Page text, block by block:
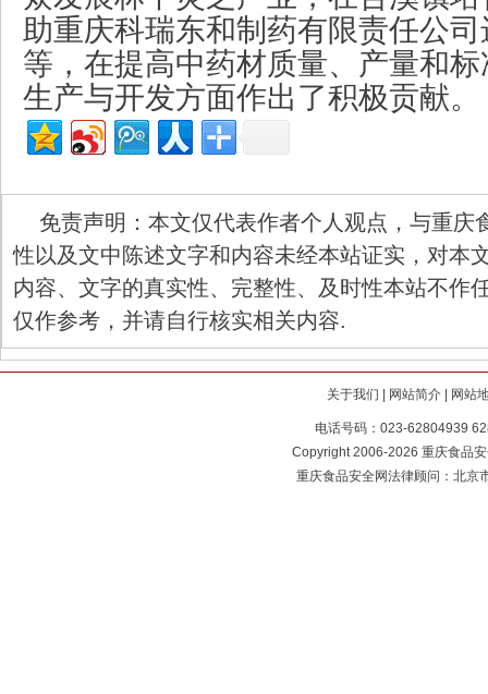
助重庆科瑞东和制药有限责任公
等，在提高中药材质量、产量和
生产与开发方面作出了积极贡献。
免责声明：本文仅代表作者个人观点，与重庆
性以及文中陈述文字和内容未经本站证实，对本
内容、文字的真实性、完整性、及时性本站不作
仅作参考，并请自行核实相关内容.
关于我们 网站简介 网站
电话号码：023-62804939
Copyright 2006-2026 重庆食品
重庆食品安全网法律顾问：北京